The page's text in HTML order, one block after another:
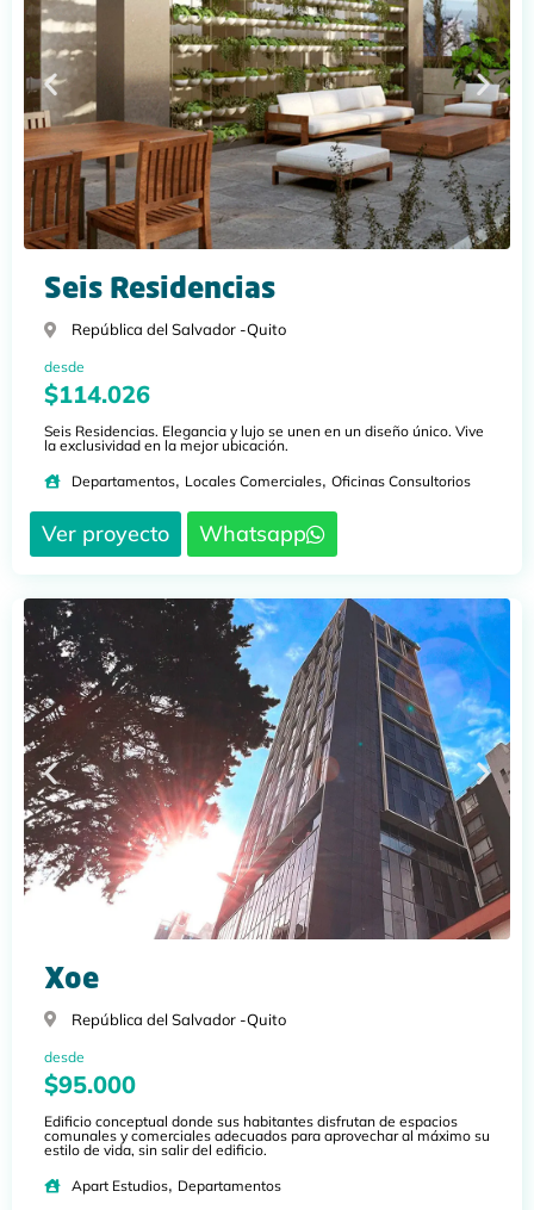
Seis Residencias
República del Salvador -Quito
desde
$114.026
Seis Residencias. Elegancia y lujo se unen en un diseño único. Vive
la exclusividad en la mejor ubicación.
Departamentos, Locales Comerciales, Oficinas Consultorios
Ver proyecto Whatsapp
Xoe
República del Salvador -Quito
desde
$95.000
Edificio conceptual donde sus habitantes disfrutan de espacios
comunales y comerciales adecuados para aprovechar al máximo su
estilo de vida, sin salir del edificio.
Apart Estudios, Departamentos